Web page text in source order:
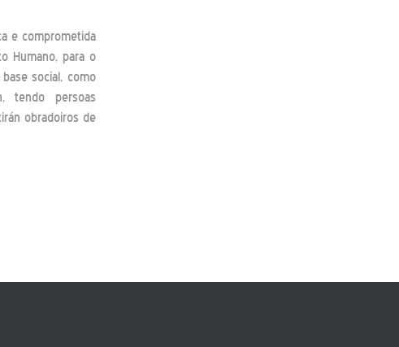
e comprometida
Humano, para o
social, como
tendo persoas
obradoiros de